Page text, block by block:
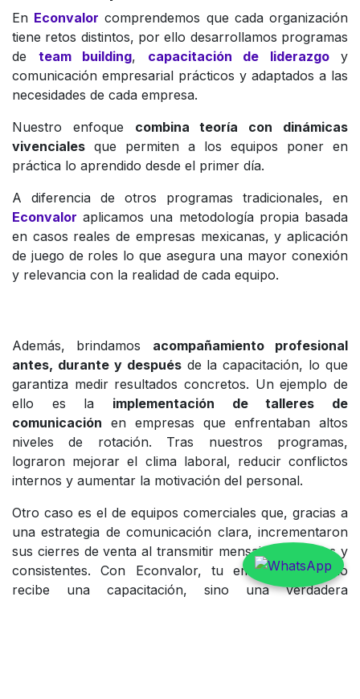
En Econvalor comprendemos que cada organización
tiene retos distintos, por ello desarrollamos programas
de team building, capacitación de liderazgoy
comunicación empresarial prácticos y adaptados a las
necesidades de cada empresa.
Nuestro enfoque combina teoría con dinámicas
vivenciales que permiten a los equipos poner en
práctica lo aprendido desde el primer día.
A diferencia de otros programas tradicionales, en
Econvalor aplicamos una metodología propia basada
en casos reales de empresas mexicanas, y aplicación
de juego de roles lo que asegura una mayor conexión
y relevancia con la realidad de cada equipo.
Además, brindamos acompañamiento profesional
antes, durante y despuésde la capacitación, lo que
garantiza medir resultados concretos. Un ejemplo de
ello es la implementación de talleres de
comunicación en empresas que enfrentaban altos
niveles de rotación. Tras nuestros programas,
lograron mejorar el clima laboral, reducir conflictos
internos y aumentar la motivación del personal.
Otro caso es el de equipos comerciales que, gracias a
una estrategia de comunicación clara, incrementaron
sus cierres de venta al transmitir mensajes alineados y
consistentes. Con Econvalor, tu empresa no solo
recibe una capacitación, sino una verdadera